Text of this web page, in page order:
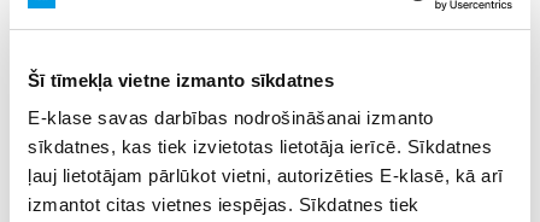
Šī tīmekļa vietne izmanto sīkdatnes
E-klase savas darbības nodrošināšanai izmanto
sīkdatnes, kas tiek izvietotas lietotāja ierīcē. Sīkdatnes
ļauj lietotājam pārlūkot vietni, autorizēties E-klasē, kā arī
izmantot citas vietnes iespējas. Sīkdatnes tiek
Dyson Supersonicir viens no populārākajiem matu
pasargājot matus no pārmērīga karstuma. Tas apvieno
jaudīgu gaisa plūsmu ar inteliģentu temperatūras kontroli,
lai panāktu gludāku un veselīgāku rezultātu. Šobrīd tā
cena samazināta no 429 EUR līdz 259 EUR, un papildus
iespējams saņemt arī dāvanu 29 EUR vērtībā.